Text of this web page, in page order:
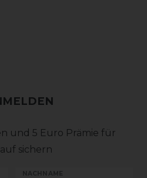
und 5 Euro Prämie für
sichern
NACHNAME